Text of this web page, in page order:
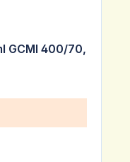
5 van 5 sterren
GCMI 400/70,